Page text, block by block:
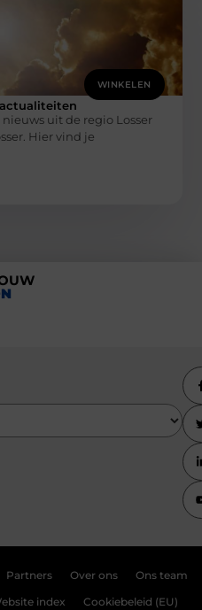
WINKELEN
uit de regio Losser
Hier vind je
Partners Over ons Ons team
index Cookiebeleid (EU)